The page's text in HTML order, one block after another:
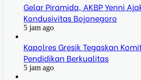
Gelar Piramida, AKBP Yenni
Kondusivitas Bojonegoro
5 jam ago
Kapolres Gresik Tegaskan
Pendidikan Berkualitas
5 jam ago